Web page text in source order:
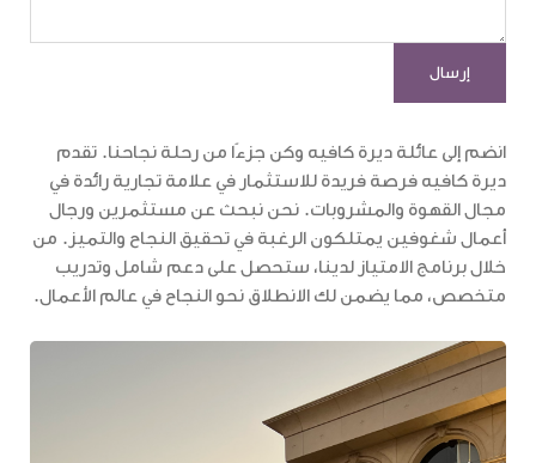
انضم إلى عائلة ديرة كافيه وكن جزءًا من رحلة نجاحنا. تقدم
ديرة كافيه فرصة فريدة للاستثمار في علامة تجارية رائدة في
مجال القهوة والمشروبات. نحن نبحث عن مستثمرين ورجال
أعمال شغوفين يمتلكون الرغبة في تحقيق النجاح والتميز. من
خلال برنامج الامتياز لدينا، ستحصل على دعم شامل وتدريب
متخصص، مما يضمن لك الانطلاق نحو النجاح في عالم الأعمال.